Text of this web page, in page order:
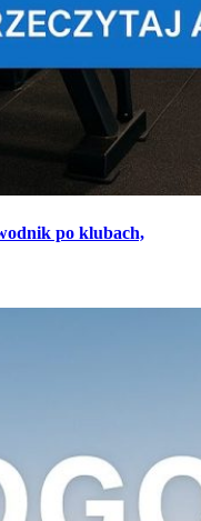
po klubach,